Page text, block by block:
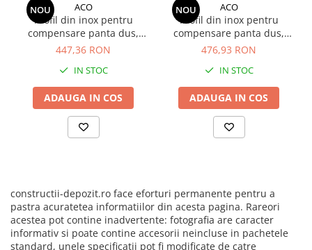
NOU ACO
Profil din inox pentru
compensare panta dus,
ACO ShowerStep, stanga,
10mm, finisaj mat
447,36 RON
IN STOC
ADAUGA IN COS
NOU ACO
Profil din inox pentru
compensare panta dus,
ACO ShowerStep, stanga,
12.5 mm, finisaj mat
476,93 RON
IN STOC
ADAUGA IN COS
constructii-depozit.ro face eforturi permanente pentru a
pastra acuratetea informatiilor din acesta pagina. Rareori
acestea pot contine inadvertente: fotografia are caracter
informativ si poate contine accesorii neincluse in pachetele
standard, unele specificatii pot fi modificate de catre